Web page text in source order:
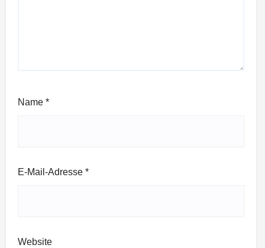
Name *
E-Mail-Adresse *
Website